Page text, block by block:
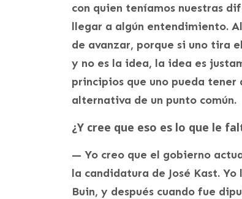
con quien teníamos nuestras
llegar a algún entendimiento.
de avanzar, porque si uno tira
y no es la idea, la idea es
principios que uno pueda tener
alternativa de un punto común.
¿Y cree que eso es lo que le
— Yo creo que el gobierno
la candidatura de José Kast.
Buin, y después cuando fue